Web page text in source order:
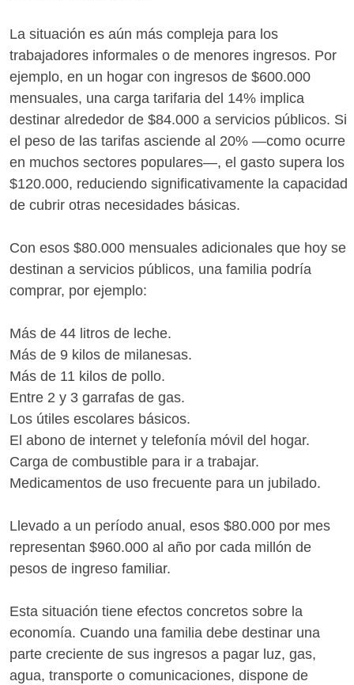
La situación es aún más compleja para los
trabajadores informales o de menores ingresos. Por
ejemplo, en un hogar con ingresos de $600.000
mensuales, una carga tarifaria del 14% implica
destinar alrededor de $84.000 a servicios públicos. Si
el peso de las tarifas asciende al 20% —como ocurre
en muchos sectores populares—, el gasto supera los
$120.000, reduciendo significativamente la capacidad
de cubrir otras necesidades básicas.
Con esos $80.000 mensuales adicionales que hoy se
destinan a servicios públicos, una familia podría
comprar, por ejemplo:
Más de 44 litros de leche.
Más de 9 kilos de milanesas.
Más de 11 kilos de pollo.
Entre 2 y 3 garrafas de gas.
Los útiles escolares básicos.
El abono de internet y telefonía móvil del hogar.
Carga de combustible para ir a trabajar.
Medicamentos de uso frecuente para un jubilado.
Llevado a un período anual, esos $80.000 por mes
representan $960.000 al año por cada millón de
pesos de ingreso familiar.
Esta situación tiene efectos concretos sobre la
economía. Cuando una familia debe destinar una
parte creciente de sus ingresos a pagar luz, gas,
agua, transporte o comunicaciones, dispone de